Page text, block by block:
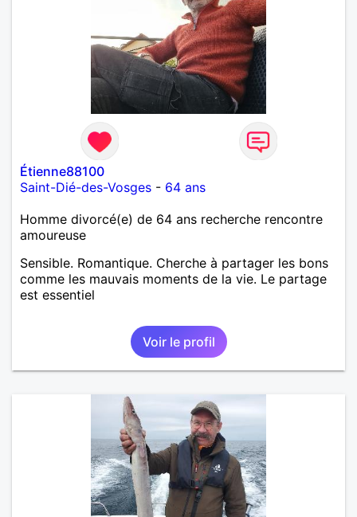
Étienne88100
Saint-Dié-des-Vosges - 64 ans
Homme divorcé(e) de 64 ans recherche rencontre
amoureuse
Sensible. Romantique. Cherche à partager les bons
comme les mauvais moments de la vie. Le partage
est essentiel
Voir le profil